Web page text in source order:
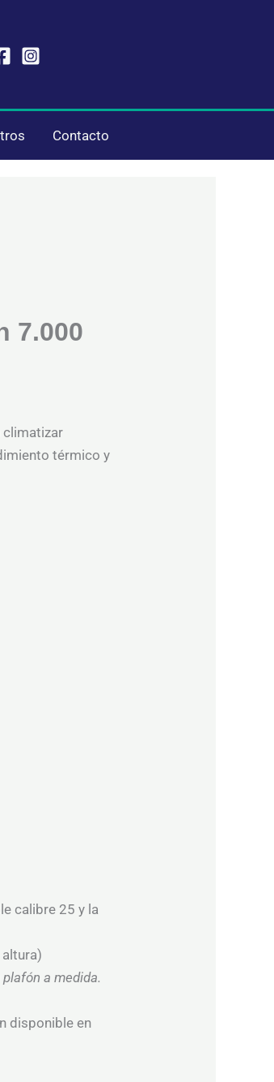
Contacto
7.000
climatizar
térmico y
calibre 25 y la
a medida.
disponible en